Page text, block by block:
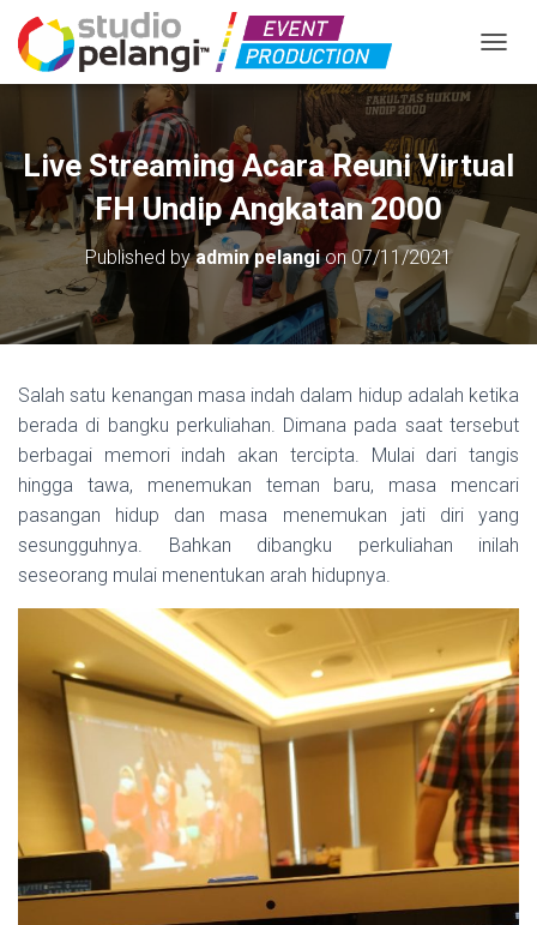
Live Streaming Acara Reuni Virtual
FH Undip Angkatan 2000
Published byadmin pelangion07/11/2021
Salah satu kenangan masa indah dalam hidup adalah ketika
berada di bangku perkuliahan. Dimana pada saat tersebut
berbagai memori indah akan tercipta. Mulai dari tangis
hingga tawa, menemukan teman baru, masa mencari
pasangan hidup dan masa menemukan jati diri yang
sesungguhnya. Bahkan dibangku perkuliahan inilah
seseorang mulai menentukan arah hidupnya.